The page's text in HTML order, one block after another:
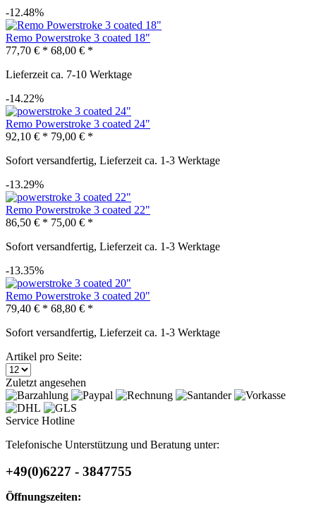
-12.48%
Remo Powerstroke 3 coated 18"
77,70 € * 68,00 € *
Lieferzeit ca. 7-10 Werktage
-14.22%
Remo Powerstroke 3 coated 24"
92,10 € * 79,00 € *
Sofort versandfertig, Lieferzeit ca. 1-3 Werktage
-13.29%
Remo Powerstroke 3 coated 22"
86,50 € * 75,00 € *
Sofort versandfertig, Lieferzeit ca. 1-3 Werktage
-13.35%
Remo Powerstroke 3 coated 20"
79,40 € * 68,80 € *
Sofort versandfertig, Lieferzeit ca. 1-3 Werktage
Artikel pro Seite:
Zuletzt angesehen
Service Hotline
Telefonische Unterstützung und Beratung unter:
+49(0)6227 - 3847755
Öffnungszeiten: